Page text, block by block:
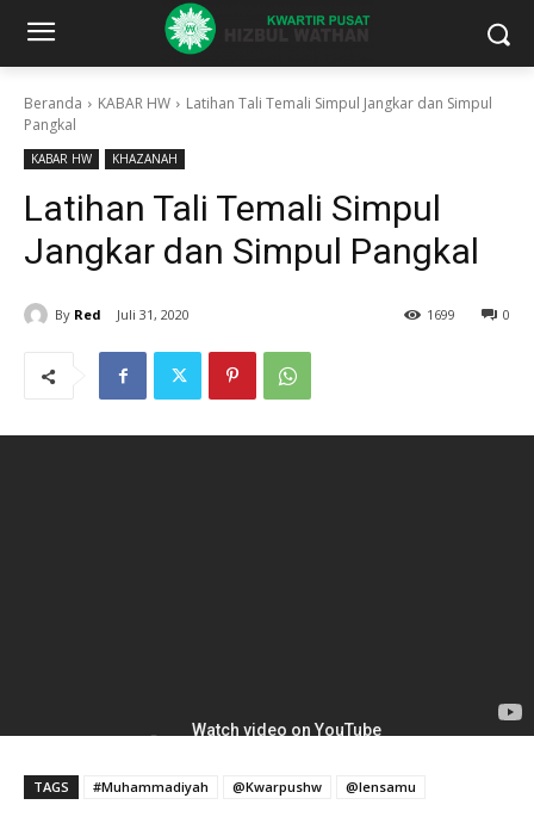
Beranda KABAR HW
Latihan Tali Temali Simpul Jangkar dan Simpul
Pangkal
KABAR HW KHAZANAH
Latihan Tali Temali Simpul
Jangkar dan Simpul Pangkal
By Red Juli 31, 2020 0
1699
TAGS #Muhammadiyah @Kwarpushw @lensamu